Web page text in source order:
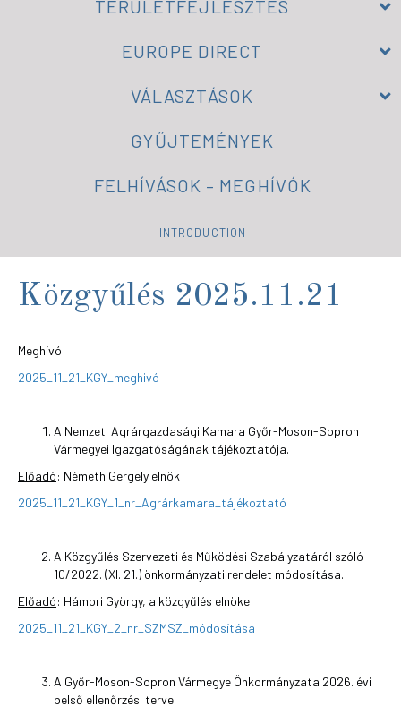
TERÜLETFEJLESZTÉS
EUROPE DIRECT
VÁLASZTÁSOK
GYŰJTEMÉNYEK
FELHÍVÁSOK – MEGHÍVÓK
INTRODUCTION
Közgyűlés 2025.11.21
Meghívó:
2025_11_21_KGY_meghivó
A Nemzeti Agrárgazdasági Kamara Győr-Moson-Sopron
Vármegyei Igazgatóságának tájékoztatója.
Előadó: Németh Gergely elnök
2025_11_21_KGY_1_nr_Agrárkamara_tájékoztató
A Közgyűlés Szervezeti és Működési Szabályzatáról szóló
10/2022. (XI. 21.) önkormányzati rendelet módosítása.
Előadó: Hámori György, a közgyűlés elnöke
2025_11_21_KGY_2_nr_SZMSZ_módosítása
A Győr-Moson-Sopron Vármegye Önkormányzata 2026. évi
belső ellenőrzési terve.